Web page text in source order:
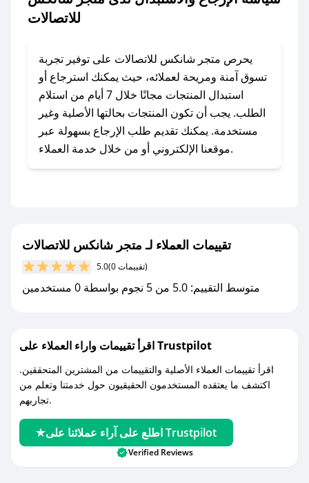
متجر شانكس للاتصالات؟
للحصول على كوبونات وخصومات حصرية، قم بما
يلي:
- اضغط على أيقونة متابعة لمتجر متجر شانكس
للاتصالات في تطبيق صحصح.
- تابع حسابنا الرسمي على تويتر وقم بتفعيل زر
للاتصالات
يحرص متجر شانكس للاتصالات على توفير تجربة
تسوق آمنة ومريحة لعملائه، حيث يمكنك استرجاع أو
استبدال المنتجات مجانًا خلال 7 أيام من استلام
الطلب. يجب أن تكون المنتجات بحالتها الأصلية وغير
مستخدمة. يمكنك تقديم طلب الإرجاع بسهولة عبر
موقعنا الإلكتروني أو من خلال خدمة العملاء.
تقييمات العملاء لـ متجر شانكس للاتصالات
5.0 (0 تقييمات)
متوسط التقييم: 5.0 من 5 نجوم بواسطة 0 مستخدمين
اقرأ تقييمات واراء العملاء على Trustpilot
اقرأ تقييمات العملاء الأصلية والتقييمات من المشترين المتحققين.
اكتشف ما يعتقده المستخدمون الحقيقيون حول خدمتنا وتعلم من
تجاربهم.
اطلع على آراء عملائنا على Trustpilot
Verified Reviews